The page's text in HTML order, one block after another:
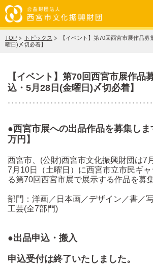
TOP トピックス
【イベント】第70回西宮市展作品
曜日)〆切必着】
【イベント】第70回西宮市展作品
込・5月28日(金曜日)〆切必着】
●西宮市展への出品作品を募集し
万円】
西宮市、(公財)西宮市文化振興財団は7
7月10日（土曜日）に西宮市立市民ギ
る第70回西宮市展で展示する作品を募
部門：洋画／日本画／デザイン／書／
工芸(全7部門)
●出品申込・搬入
申込受付は終了いたしました。